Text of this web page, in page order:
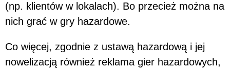
(np. klientów w lokalach). Bo przecież można na
nich grać w gry hazardowe.
Co więcej, zgodnie z ustawą hazardową i jej
nowelizacją również reklama gier hazardowych,